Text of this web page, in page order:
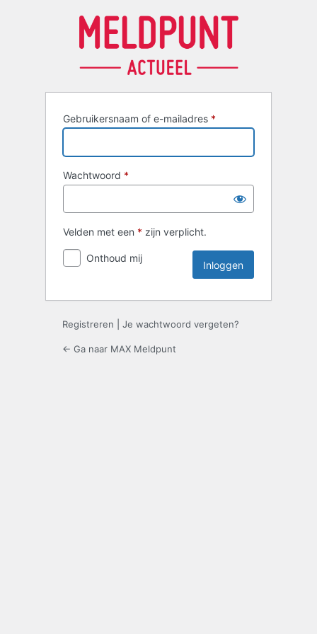
Gebruikersnaam of e-mailadres *
Wachtwoord *
Velden met een * zijn verplicht.
Onthoud mij
Registreren Je wachtwoord vergeten?
← Ga naar MAX Meldpunt